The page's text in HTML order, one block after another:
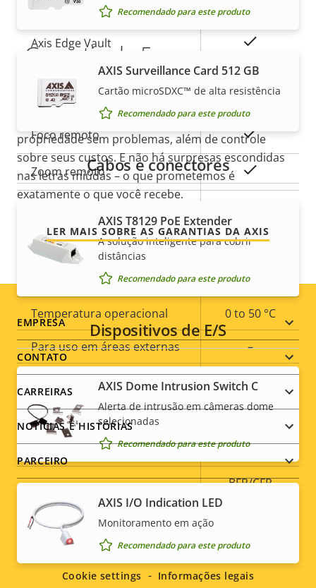
EAL6+)
Axis Edge Vault
Geral
Descrição
da
propriedade
Valor da
propriedade
Foco remoto Sim
Zoom remoto
Armazenamento local
(entrada para cartão de
Temperatura operacional 0 to 50 °C
Para uso em áreas externas –
Classificação de vandalismo IK10
Classificação IP IP52
Desenvolvida para repintura Sim
Sustentabilidade
BFR/CFR
Recomendado para este produto
AXIS Surveillance Card 512 GB
Cartão microSDXC™ de alta resistência
Recomendado para este produto
Cabos e conectores
AXIS T8129 PoE Extender
A solução inteligente para cobrir
distâncias
Recomendado para este produto
Dispositivos de E/S
AXIS Dome Intrusion Switch C
Alerta de intrusão em câmeras dome
selecionadas
Recomendado para este produto
AXIS I/O Indication LED
Monitoramento em ação
Recomendado para este produto
Garantia de 5 anos para sua
tranquilidade
Nossa nova garantia de 5 anos oferece anos de
propriedade sem problemas, além de controle
sobre seus custos. E não há surpresas escondidas
nas letras miúdas – o que prometemos é
exatamente o que você recebe.
LER MAIS SOBRE AS GARANTIAS DA AXIS
Footer
menu
EMPRESA
CONTATO
CARREIRAS
NOTÍCIAS E HISTÓRIAS
PARCEIRO
Social
menu
Cookie settings Informações legais